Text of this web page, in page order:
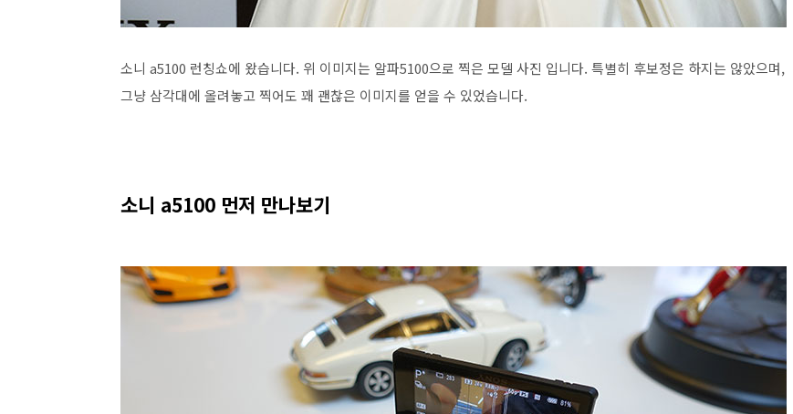
소니 a5100 런칭쇼에 왔습니다. 위 이미지는 알파5100으로 찍은 모델 사진 입니다. 특별히 후보정은 하지는 않았으며,
그냥 삼각대에 올려놓고 찍어도 꽤 괜찮은 이미지를 얻을 수 있었습니다.
소니 a5100 먼저 만나보기